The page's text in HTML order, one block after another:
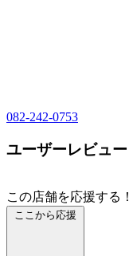
082-242-0753
ユーザーレビュー
この店舗を応援する！
ここから応援